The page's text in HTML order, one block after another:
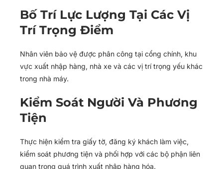
Bố Trí Lực Lượng Tại Các Vị
Trí Trọng Điểm
Nhân viên bảo vệ được phân công tại cổng chính, khu
vực xuất nhập hàng, nhà xe và các vị trí trọng yếu khác
trong nhà máy.
Kiểm Soát Người Và Phương
Tiện
Thực hiện kiểm tra giấy tờ, đăng ký khách làm việc,
kiểm soát phương tiện và phối hợp với các bộ phận liên
quan trong quá trình xuất nhập hàng hóa.